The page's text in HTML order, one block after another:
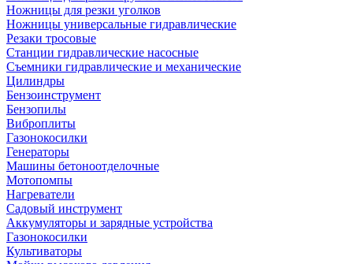
Ножницы для резки уголков
Ножницы универсальные гидравлические
Резаки тросовые
Станции гидравлические насосные
Съемники гидравлические и механические
Цилиндры
Бензоинструмент
Бензопилы
Виброплиты
Газонокосилки
Генераторы
Машины бетоноотделочные
Мотопомпы
Нагреватели
Садовый инструмент
Аккумуляторы и зарядные устройства
Газонокосилки
Культиваторы